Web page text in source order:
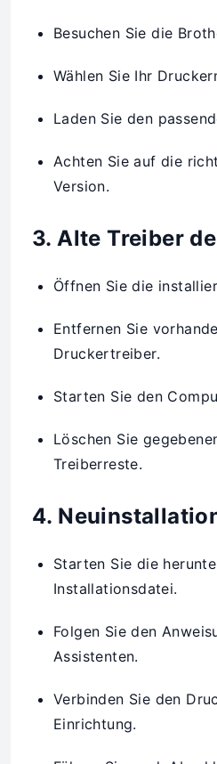
Besuchen Sie die
Wählen Sie Ihr
Laden Sie den
Achten Sie auf die
Version.
3. Alte Treiber
Öffnen Sie die
Entfernen Sie
Druckertreiber.
Starten Sie den
Löschen Sie
Treiberreste.
4.
Starten Sie die
Installationsdatei.
Folgen Sie den
Assistenten.
Verbinden Sie den
Einrichtung.